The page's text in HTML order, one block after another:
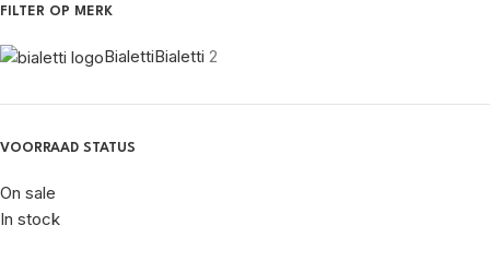
FILTER OP MERK
BialettiBialetti 2
VOORRAAD STATUS
On sale
In stock